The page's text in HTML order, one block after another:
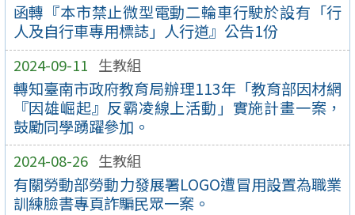
函轉『本市禁止微型電動二輪車行駛於設有「行
人及自行車專用標誌」人行道』公告1份
2024-09-11 生教組
轉知臺南市政府教育局辦理113年「教育部因材網
『因雄崛起』反霸凌線上活動」實施計畫一案，
鼓勵同學踴躍參加。
2024-08-26 生教組
有關勞動部勞動力發展署LOGO遭冒用設置為職業
訓練臉書專頁詐騙民眾一案。